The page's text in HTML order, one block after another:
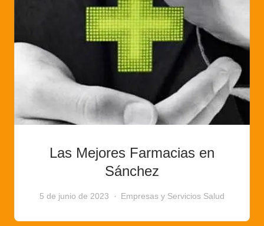
Las Mejores Farmacias en
Sánchez
5 de junio de 2023 Empresas y Servicios Salud